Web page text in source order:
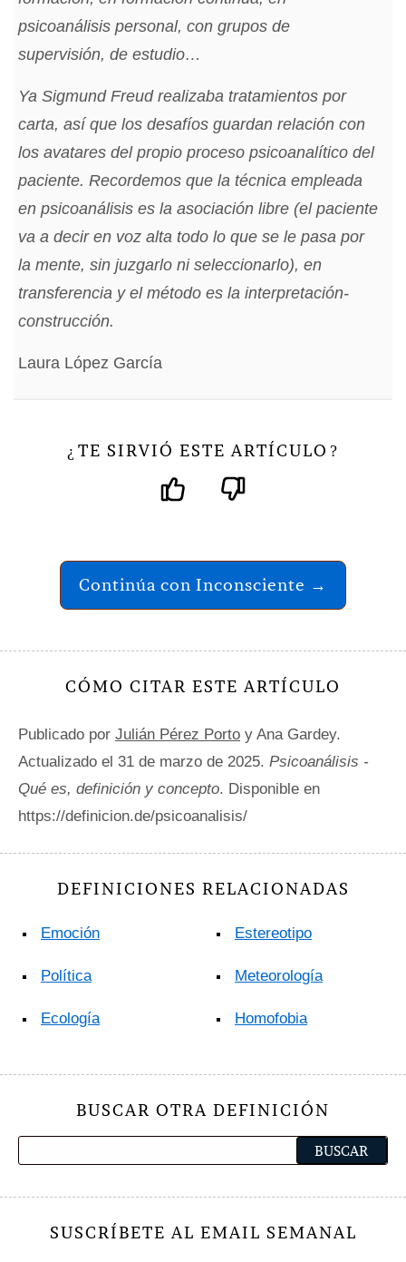
psicoanálisis personal, con grupos de
supervisión, de estudio…
Ya Sigmund Freud realizaba tratamientos por
carta, así que los desafíos guardan relación con
los avatares del propio proceso psicoanalítico del
paciente. Recordemos que la técnica empleada
en psicoanálisis es la asociación libre (el paciente
va a decir en voz alta todo lo que se le pasa por
la mente, sin juzgarlo ni seleccionarlo), en
transferencia y el método es la interpretación-
construcción.
Laura López García
¿ TE SIRVIÓ ESTE ARTÍCULO ?
Continúa con Inconsciente →
CÓMO CITAR ESTE ARTÍCULO
Publicado por Julián Pérez Porto y Ana Gardey.
Actualizado el 31 de marzo de 2025. Psicoanálisis -
Qué es, definición y concepto. Disponible en
https://definicion.de/psicoanalisis/
DEFINICIONES RELACIONADAS
Emoción
Política
Ecología
Estereotipo
Meteorología
Homofobia
BUSCAR OTRA DEFINICIÓN
SUSCRÍBETE AL EMAIL SEMANAL